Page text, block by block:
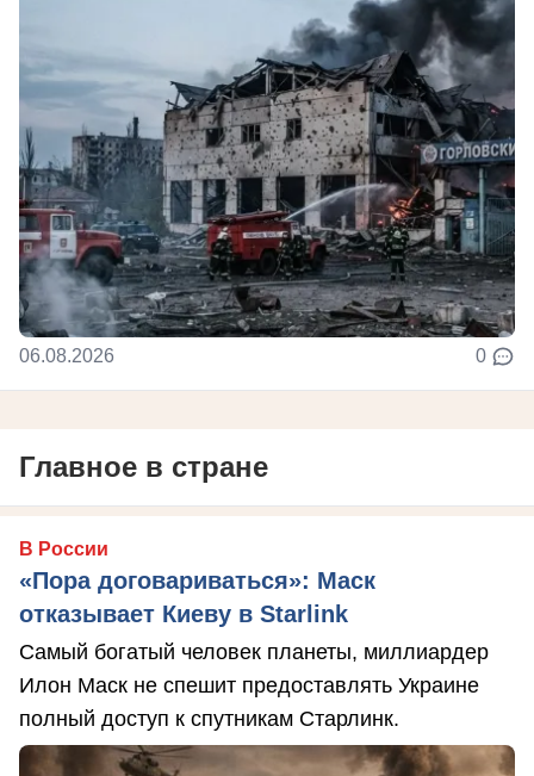
06.08.2026 0
Главное в стране
В России
«Пора договариваться»: Маск
отказывает Киеву в Starlink
Самый богатый человек планеты, миллиардер
Илон Маск не спешит предоставлять Украине
полный доступ к спутникам Старлинк.